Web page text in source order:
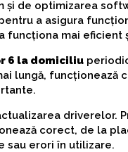
și de optimizarea
a asigura
funcționa mai eficient
6 la domiciliu
lungă, funcționează
driverelor.
corect, de la
sau erori în utilizare.